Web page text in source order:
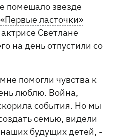
помешало звезде
«Первые ласточки»
Светлане
на день отпустили со
помогли чувства к
люблю. Война,
события. Но мы
семью, видели
будущих детей, -